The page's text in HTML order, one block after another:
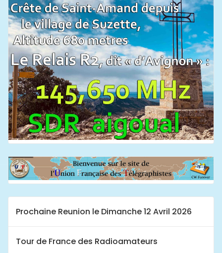
Prochaine Reunion le Dimanche 12 Avril 2026
Tour de France des Radioamateurs